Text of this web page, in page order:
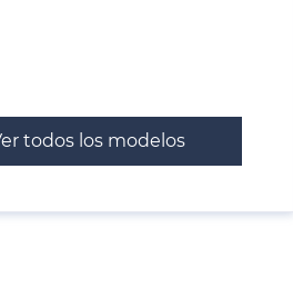
todos los modelos